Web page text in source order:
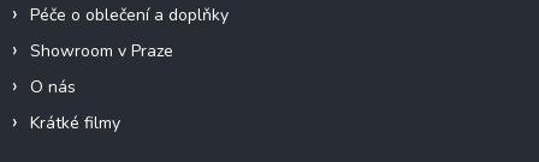
Péče o oblečení a doplňky
Showroom v Praze
O nás
Krátké filmy